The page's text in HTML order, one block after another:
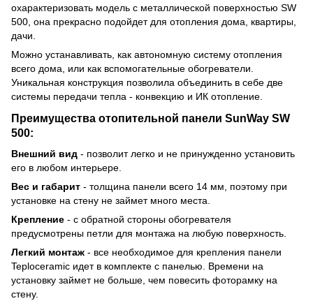
охарактеризовать модель с металлической поверхностью SW
500, она прекрасно подойдет для отопления дома, квартиры,
дачи.
Можно устанавливать, как автономную систему отопления
всего дома, или как вспомогательные обогреватели.
Уникальная конструкция позволила объединить в себе две
системы передачи тепла - конвекцию и ИК отопление.
Преимущества отопительной панели SunWay SW
500:
Внешний вид - позволит легко и не принужденно установить
его в любом интерьере.
Вес и габарит - толщина панели всего 14 мм, поэтому при
установке на стену не займет много места.
Крепление - с обратной стороны обогревателя
предусмотрены петли для монтажа на любую поверхность.
Легкий монтаж - все необходимое для крепления панели
Teploceramic идет в комплекте с панелью. Времени на
установку займет не больше, чем повесить фоторамку на
стену.